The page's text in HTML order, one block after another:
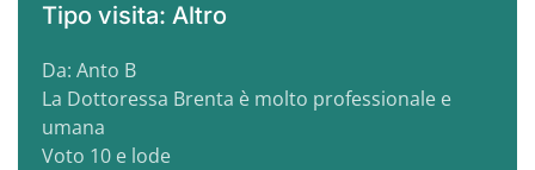
Tipo visita: Altro
Da: Anto B
La Dottoressa Brenta è molto professionale e
umana
Voto 10 e lode